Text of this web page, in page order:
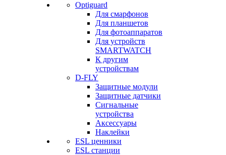
Optiguard
Для смарфонов
Для планшетов
Для фотоаппаратов
Для устройств
SMARTWATCH
К другим
устройствам
D-FLY
Защитные модули
Защитные датчики
Сигнальные
устройства
Аксессуары
Наклейки
ESL ценники
ESL станции